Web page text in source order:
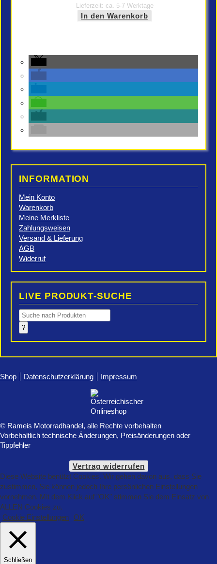
Lieferzeit: ca. 5-7 Werktage
In den Warenkorb
INFORMATION
Mein Konto
Warenkorb
Meine Merkliste
Zahlungsweisen
Versand & Lieferung
AGB
Widerruf
LIVE PRODUKT-SUCHE
Products
search
?
Shop Datenschutzerklärung Impressum
© Rameis Motorradhandel, alle Rechte vorbehalten
Vorbehaltlich technische Änderungen, Preisänderungen oder
Tippfehler
Vertrag widerrufen
Diese Website benützt Cookies. Wir gehen davon aus, dass Sie
zustimmen, Sie können jedoch Ihre persönlichen Einstellungen
vornehmen. Mit dem Klick auf "OK" stimmen Sie dem Einsatz von
ALLEN Cookies zu.
Cookie Einstellungen
OK
Schließen